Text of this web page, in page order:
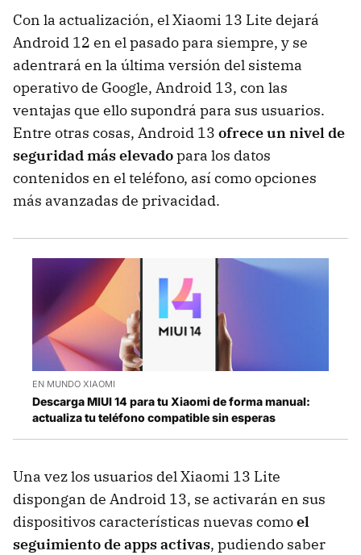
Con la actualización, el Xiaomi 13 Lite dejará
Android 12 en el pasado para siempre, y se
adentrará en la última versión del sistema
operativo de Google, Android 13, con las
ventajas que ello supondrá para sus usuarios.
Entre otras cosas, Android 13 ofrece un nivel de
seguridad más elevadopara los datos
contenidos en el teléfono, así como opciones
más avanzadas de privacidad.
EN MUNDO XIAOMI
Descarga MIUI 14 para tu Xiaomi de forma manual:
actualiza tu teléfono compatible sin esperas
Una vez los usuarios del Xiaomi 13 Lite
dispongan de Android 13, se activarán en sus
dispositivos características nuevas comoel
seguimiento de apps activas, pudiendo saber